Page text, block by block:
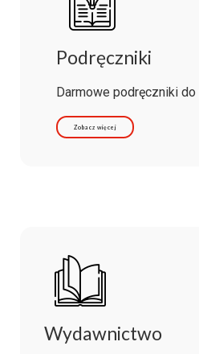
Podręczniki
Darmowe podręczniki do
Zobacz więcej
Wydawnictwo